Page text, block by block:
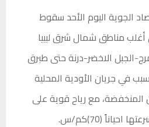
الجوية اليوم الأحد سقوط
أغلب مناطق شمال شرق ليبيا
الجبل الاخضر-درنة حتى طبرق
في جريان الأودية المحلية
المنخفضة، مع رياح قوية على
(70)كم/س.